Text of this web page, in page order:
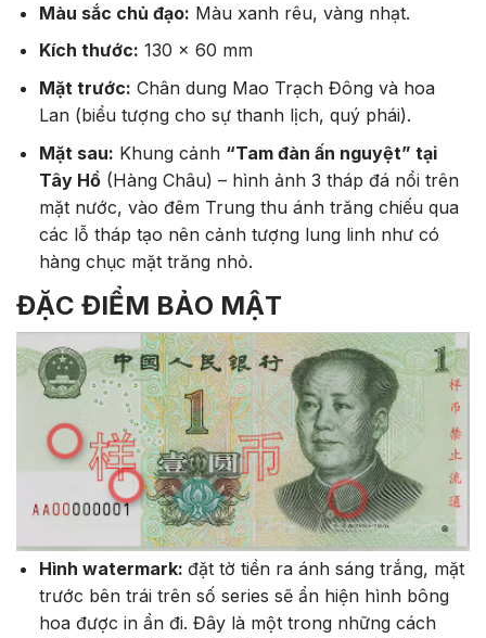
Màu sắc chủ đạo: Màu xanh rêu, vàng nhạt.
Kích thước: 130 x 60 mm
Mặt trước: Chân dung Mao Trạch Đông và hoa
Lan (biểu tượng cho sự thanh lịch, quý phái).
Mặt sau: Khung cảnh “Tam đàn ấn nguyệt” tại
Tây Hồ(Hàng Châu) – hình ảnh 3 tháp đá nổi trên
mặt nước, vào đêm Trung thu ánh trăng chiếu qua
các lỗ tháp tạo nên cảnh tượng lung linh như có
hàng chục mặt trăng nhỏ.
ĐẶC ĐIỂM BẢO MẬT
Hình watermark: đặt tờ tiền ra ánh sáng trắng, mặt
trước bên trái trên số series sẽ ẩn hiện hình bông
hoa được in ẩn đi. Đây là một trong những cách